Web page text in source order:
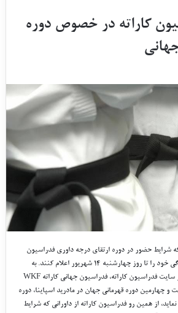
کاراته در خصوص دوره
که شرایط حضور در دوره ارتقای درجه داوری فدراسیون
جهانی را دارند، خواست آمادگی خود را تا روز چهارشنبه ۱۴ شهریور اعلام کنند. به
گزارش کاراته نیوز و به نقل از سایت فدراسیون کاراته، فدراسیون جهانی کاراته WKF
و چهارمین دوره قهرمانی جهان در مادرید اسپاینا، دوره
از همین رو فدراسیون کاراته از داورانی که شرایط